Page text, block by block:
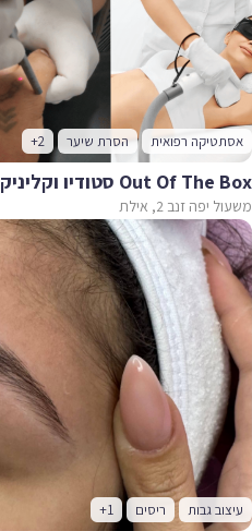
אסתטיקה רפואית הסרת שיער +2
משעול יפה זנב 2, אילת
עיצוב גבות ריסים +1